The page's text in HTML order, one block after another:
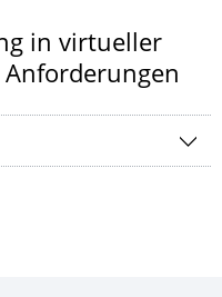
in virtueller
Anforderungen